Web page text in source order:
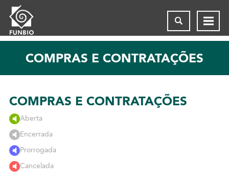
COMPRAS E CONTRATAÇÕES
COMPRAS E CONTRATAÇÕES
Aberta
Encerrada
Prorrogada
Cancelada